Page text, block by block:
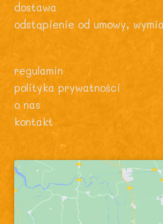
dostawa
odstąpienie od umowy,
regulamin
polityka prywatności
o nas
kontakt